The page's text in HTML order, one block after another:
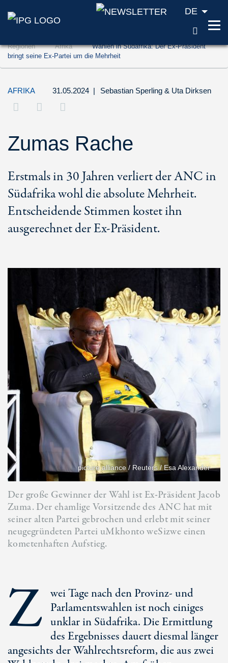
Zum Inhalt springen (Accesskey '1')
Zur Suche springen (Accesskey '2')
DE
Regionen Afrika
Wahlen in Südafrika: Der Ex-Präsident
bringt seine Ex-Partei um die Mehrheit
AFRIKA 31.05.2024 | Sebastian Sperling & Uta Dirksen
Zumas Rache
Erstmals in 30 Jahren verliert der ANC in
Südafrika wohl die absolute Mehrheit.
Entscheidende Stimmen kostet ihn
ausgerechnet der Ex-Präsident.
picture alliance / Reuters / Esa Alexander
Der große Gewinner der Wahl ist Ex-Präsident Jacob
Zuma. Der ehamlige Vorsitzende des ANC hat mit
seiner alten Partei gebrochen und erlebt mit seiner
neugegründeten Partei uMkhonto weSizwe einen
kometenhaften Aufstieg.
Z wei Tage nach den Provinz- und
Parlamentswahlen ist noch einiges
unklar in Südafrika. Die Ermittlung
des Ergebnisses dauert diesmal länger
angesichts der Wahlrechtsreform, die aus zwei